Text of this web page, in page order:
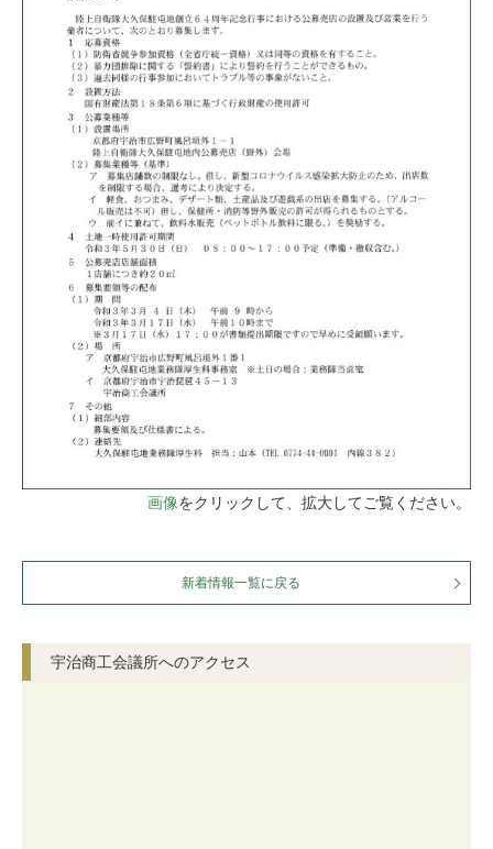
画像をクリックして、拡大してご覧ください。
新着情報一覧に戻る
宇治商工会議所へのアクセス